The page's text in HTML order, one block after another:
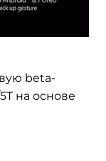
beta-
на основе